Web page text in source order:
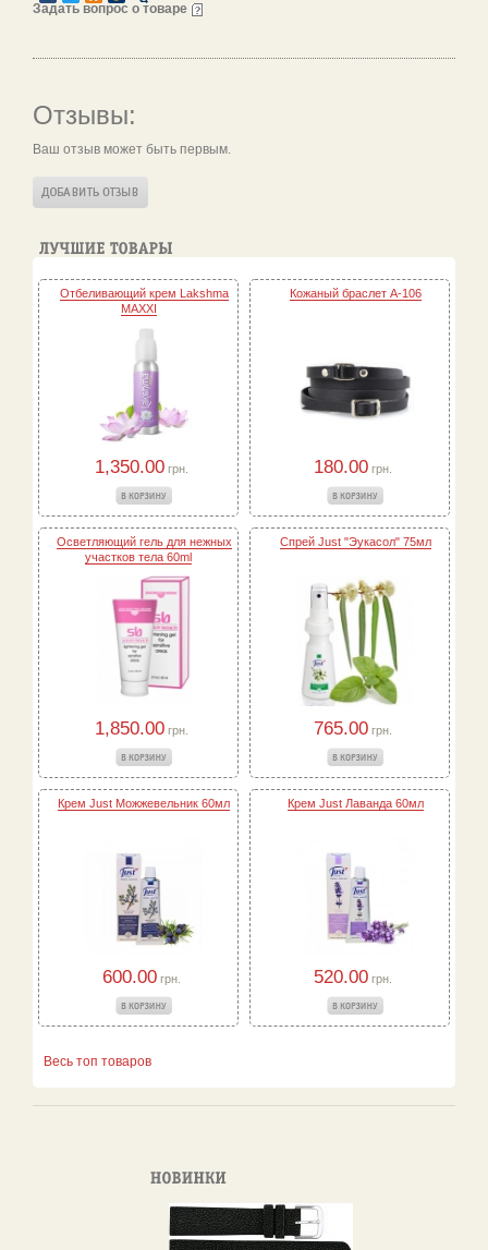
Задать вопрос о товаре
Отзывы:
Ваш отзыв может быть первым.
Отбеливающий крем Lakshma
MAXXI
1,350.00грн.
Кожаный браслет A-106
180.00грн.
Осветляющий гель для нежных
участков тела 60ml
1,850.00грн.
Спрей Just "Эукасол" 75мл
765.00грн.
Крем Just Можжевельник 60мл
600.00грн.
Крем Just Лаванда 60мл
520.00грн.
Весь топ товаров